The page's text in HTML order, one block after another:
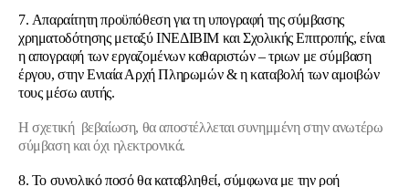
7. Απαραίτητη προϋπόθεση για τη υπογραφή της σύμβασης
χρηματοδότησης μεταξύ ΙΝΕΔΙΒΙΜ και Σχολικής Επιτροπής, είναι
η απογραφή των εργαζομένων καθαριστών – τριων με σύμβαση
έργου, στην Ενιαία Αρχή Πληρωμών & η καταβολή των αμοιβών
τους μέσω αυτής.
Η σχετική βεβαίωση, θα αποστέλλεται συνημμένη στην ανωτέρω
σύμβαση και όχι ηλεκτρονικά.
8. Το συνολικό ποσό θα καταβληθεί, σύμφωνα με την ροή